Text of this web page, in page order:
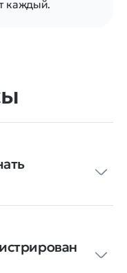
каждый.